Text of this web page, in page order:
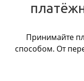
Принимайте
способом. От